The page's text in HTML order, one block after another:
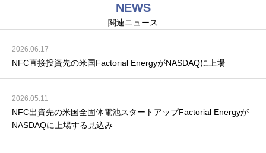
NEWS
関連ニュース
2026.06.17
NFC直接投資先の米国Factorial EnergyがNASDAQに上場
2026.05.11
NFC出資先の米国全固体電池スタートアップFactorial Energyが
NASDAQに上場する見込み